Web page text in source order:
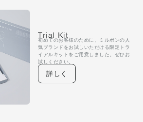
Trial Kit
初めてのお客様のために、ミルボンの人
気ブランドをお試しいただける限定トラ
イアルキットをご用意しました。ぜひお
試しください。
詳しく